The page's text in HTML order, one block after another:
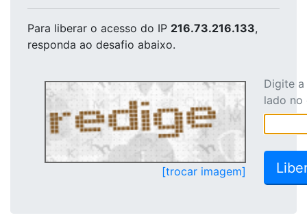
Para liberar o acesso do IP 216.73.216.133,
responda ao desafio abaixo.
[trocar imagem]
Digite
lado no